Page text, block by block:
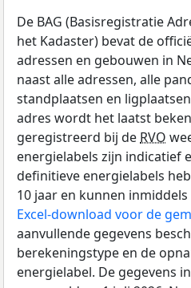
De BAG (Basisregistratie
het Kadaster) bevat de
adressen en gebouwen in
naast alle adressen, alle
standplaatsen en
adres wordt het laatst
geregistreerd bij de RVO
energielabels zijn indicatief
definitieve energielabels
10 jaar en kunnen
Excel-download voor de
aanvullende gegevens
berekeningstype en de
energielabel. De gegevens